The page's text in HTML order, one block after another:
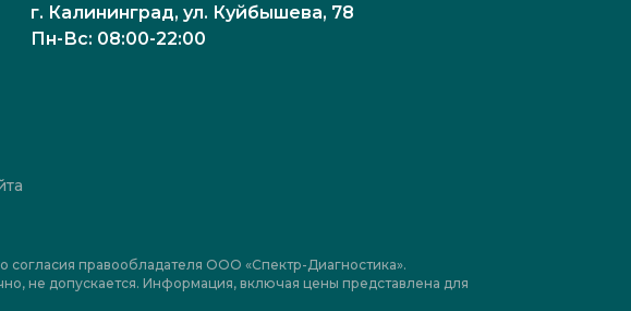
г. Калининград, ул. Куйбышева, 78
Пн-Вс: 08:00-22:00
правообладателя ООО «Спектр-Диагностика».
не допускается. Информация, включая цены представлена для